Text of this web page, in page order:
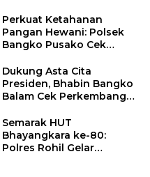
Pelayanan
Perkuat Ketahanan
Pangan Hewani: Polsek
Bangko Pusako Cek
Bangko Makmur
Dukung Asta Cita
Presiden, Bhabin Bangko
Balam Cek Perkembangan
Semarak HUT
Bhayangkara ke-80:
Polres Rohil Gelar